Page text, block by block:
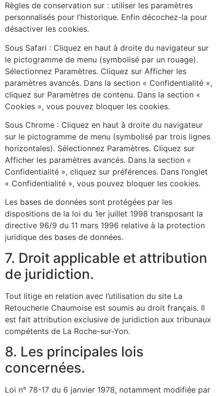
Règles de conservation sur : utiliser les paramètres
personnalisés pour l’historique. Enfin décochez-la pour
désactiver les cookies.
Sous Safari : Cliquez en haut à droite du navigateur sur
le pictogramme de menu (symbolisé par un rouage).
Sélectionnez Paramètres. Cliquez sur Afficher les
paramètres avancés. Dans la section « Confidentialité »,
cliquez sur Paramètres de contenu. Dans la section «
Cookies », vous pouvez bloquer les cookies.
Sous Chrome : Cliquez en haut à droite du navigateur
sur le pictogramme de menu (symbolisé par trois lignes
horizontales). Sélectionnez Paramètres. Cliquez sur
Afficher les paramètres avancés. Dans la section «
Confidentialité », cliquez sur préférences. Dans l’onglet
« Confidentialité », vous pouvez bloquer les cookies.
Les bases de données sont protégées par les
dispositions de la loi du 1er juillet 1998 transposant la
directive 96/9 du 11 mars 1996 relative à la protection
juridique des bases de données.
7. Droit applicable et attribution
de juridiction.
Tout litige en relation avec l’utilisation du site La
Retoucherie Chaumoise est soumis au droit français. Il
est fait attribution exclusive de juridiction aux tribunaux
compétents de La Roche-sur-Yon.
8. Les principales lois
concernées.
Loi n° 78-17 du 6 janvier 1978, notamment modifiée par